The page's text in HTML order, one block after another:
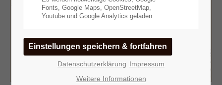
Fonts, Google Maps, OpenStreetMap,
Youtube und Google Analytics geladen
Datenschutzerklärung
Impressum
Weitere Informationen